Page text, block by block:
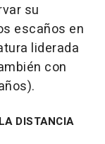
su
escaños en
liderada
con
DISTANCIA